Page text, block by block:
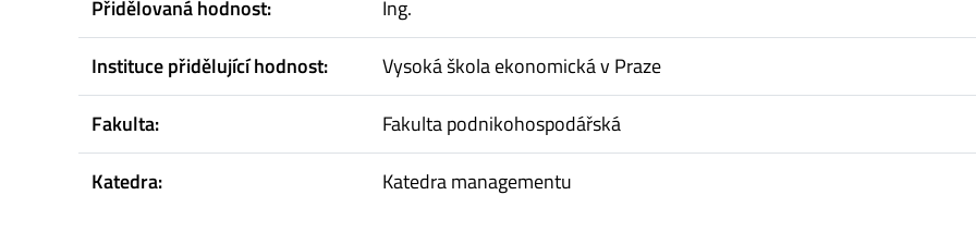
Přidělovaná hodnost:
Ing.
Instituce přidělující hodnost:
Vysoká škola ekonomická v Praze
Fakulta:
Fakulta podnikohospodářská
Katedra:
Katedra managementu